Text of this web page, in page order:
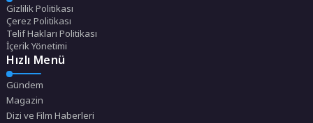
Gizlilik Politikası
Çerez Politikası
Telif Hakları Politikası
İçerik Yönetimi
Hızlı Menü
Gündem
Magazin
Dizi ve Film Haberleri